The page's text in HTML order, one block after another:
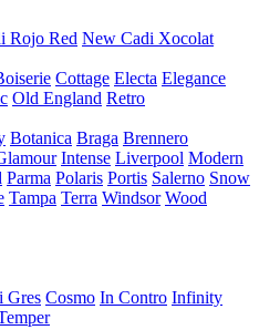
Rojo Red New Cadi Xocolat
Cottage Electa Elegance
Old England Retro
Botanica Braga Brennero
Intense Liverpool Modern
Parma Polaris Portis Salerno Snow
Tampa Terra Windsor Wood
Gres Cosmo In Contro Infinity